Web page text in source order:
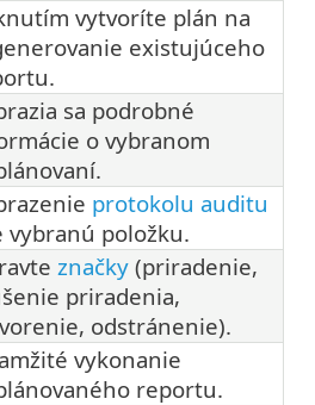
vytvoríte plán na
existujúceho
sa podrobné
o vybranom
protokolu auditu
vybranú položku.
značky (priradenie,
priradenia,
odstránenie).
vykonanie
reportu.